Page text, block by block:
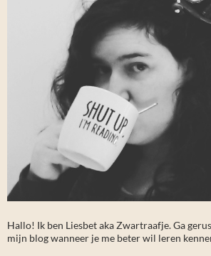
Hallo! Ik ben Liesbet aka Zwartraafje. Ga
mijn blog wanneer je me beter wil leren